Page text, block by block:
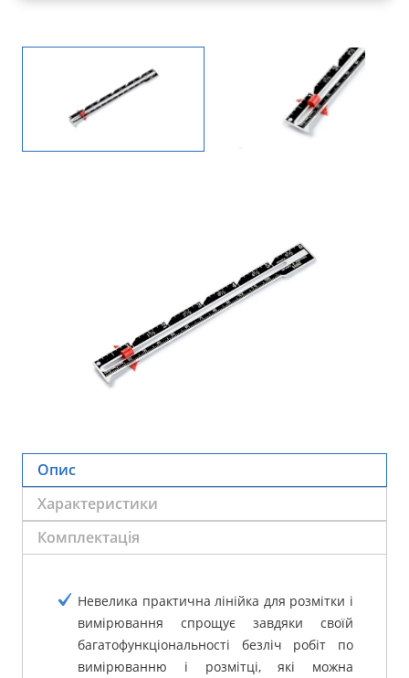
Опис
Характеристики
Комплектація
Невелика практична лінійка для розмітки і
вимірювання спрощує завдяки своїй
багатофункціональності безліч робіт по
вимірюванню і розмітці, які можна